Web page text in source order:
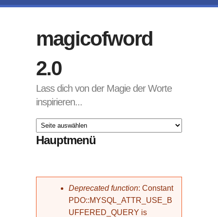
magicofword
2.0
Lass dich von der Magie der Worte
inspirieren...
Hauptmenü
Fehlermeldung
Deprecated function: Constant
PDO::MYSQL_ATTR_USE_B
UFFERED_QUERY is